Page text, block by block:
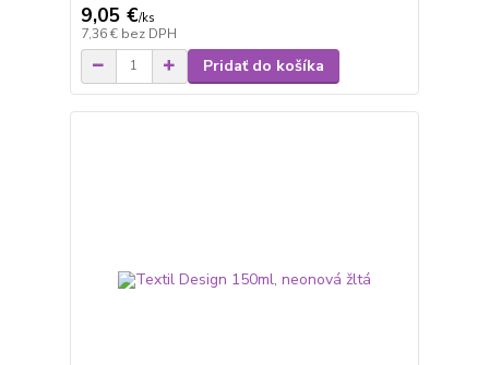
9,05 €/ks
7,36 € bez DPH
Pridať do košíka